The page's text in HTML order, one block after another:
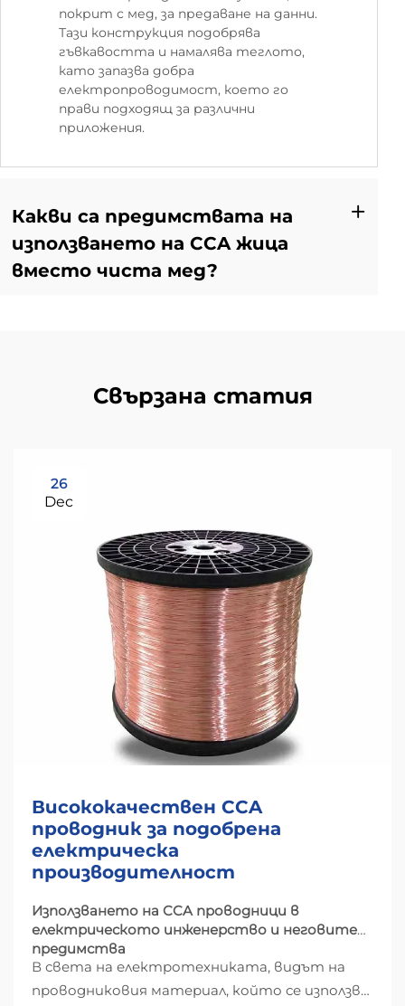
покрит с мед, за предаване на данни.
Тази конструкция подобрява
гъвкавостта и намалява теглото,
като запазва добра
електропроводимост, което го
прави подходящ за различни
приложения.
Какви са предимствата на
използването на CCA жица
вместо чиста мед?
Свързана статия
26
Dec
Висококачествен CCA
проводник за подобрена
електрическа
производителност
Използването на CCA проводници в
електрическото инженерство и неговите
предимства
В света на електротехниката, видът на
проводниковия материал, който се използва,